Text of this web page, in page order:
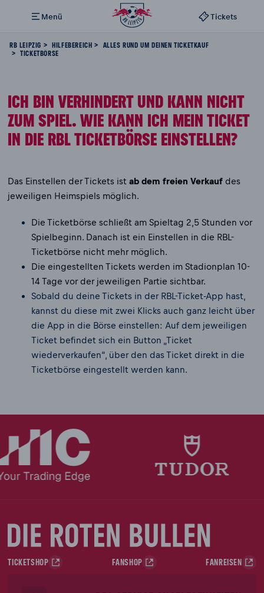
Menü Tickets
RB LEIPZIG HILFEBEREICH
ALLES RUND UM DEINEN TICKETKAUF
TICKETBÖRSE
ICH BIN VERHINDERT UND KANN NICHT
ZUM SPIEL. WIE KANN ICH MEIN TICKET
IN DIE RBL TICKETBÖRSE EINSTELLEN?
Das Einstellen der Tickets istab dem freien Verkauf des
jeweiligen Heimspiels möglich.
Die Ticketbörse schließt am Spieltag 2,5 Stunden vor
Spielbeginn. Danach ist ein Einstellen in die RBL-
Ticketbörse nicht mehr möglich.
Die eingestellten Tickets werden im Stadionplan 10-
14 Tage vor der jeweiligen Partie sichtbar.
Sobald du deine Tickets in der RBL-Ticket-App hast,
kannst du diese mit zwei Klicks auch ganz leicht über
die App in die Börse einstellen: Auf dem jeweiligen
Ticket befindet sich ein Button „Ticket
wiederverkaufen“, über den das Ticket direkt in die
Ticketbörse eingestellt werden kann.
TICKETSHOP FANSHOP FANREISEN